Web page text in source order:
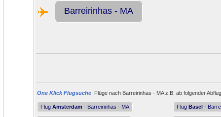
Barreirinhas - MA
One Klick Flugsuche: Flüge nach Barreirinhas - MA z.B. ab folgender
Flug Amsterdam - Barreirinhas - MA Flug Basel -